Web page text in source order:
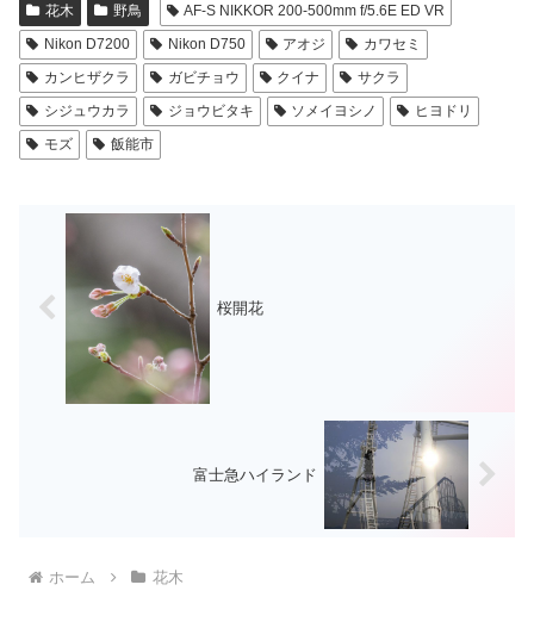
花木 野鳥
AF-S NIKKOR 200-500mm f/5.6E ED VR
Nikon D7200
Nikon D750 アオジ
カワセミ
カンヒザクラ
ガビチョウ クイナ
サクラ
シジュウカラ
ジョウビタキ ソメイヨシノ
ヒヨドリ
モズ
飯能市
桜開花
富士急ハイランド
ホーム 花木